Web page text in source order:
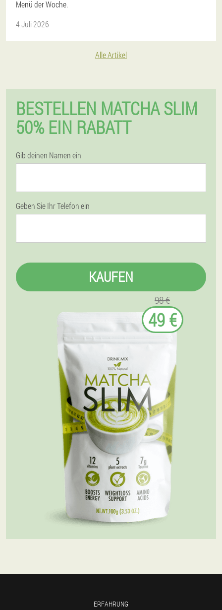
Menü der Woche.
4 Juli 2026
Alle Artikel
BESTELLEN MATCHA SLIM
50% EIN RABATT
Gib deinen Namen ein
Geben Sie Ihr Telefon ein
KAUFEN
98 €
49 €
ERFAHRUNG